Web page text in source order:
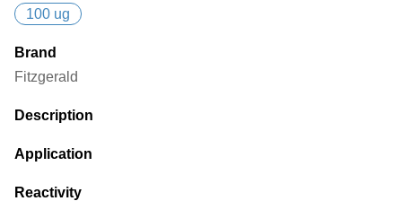
100 ug
Brand
Fitzgerald
Description
Application
Reactivity